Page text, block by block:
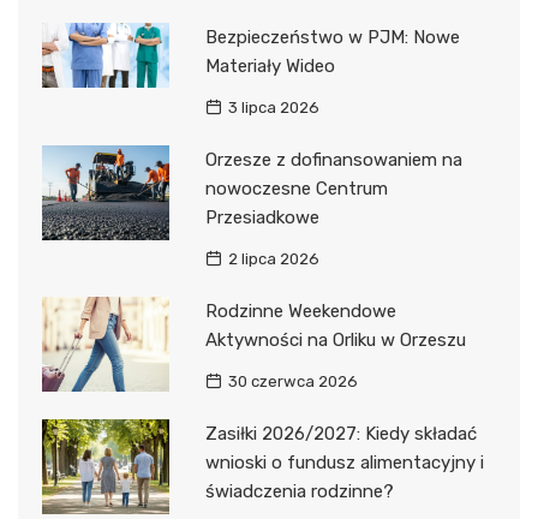
Bezpieczeństwo w PJM: Nowe
Materiały Wideo
3 lipca 2026
Orzesze z dofinansowaniem na
nowoczesne Centrum
Przesiadkowe
2 lipca 2026
Rodzinne Weekendowe
Aktywności na Orliku w Orzeszu
30 czerwca 2026
Zasiłki 2026/2027: Kiedy składać
wnioski o fundusz alimentacyjny i
świadczenia rodzinne?